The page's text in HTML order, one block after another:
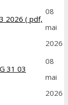
2026 ( pdf,
08
mai
2026
31 03
08
mai
2026